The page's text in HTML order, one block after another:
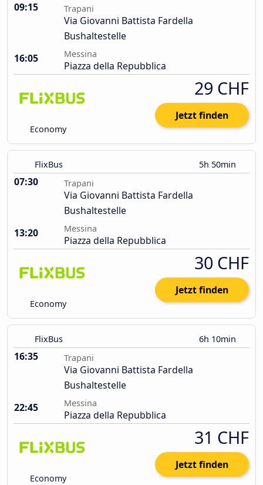
09:15 Trapani
Via Giovanni Battista Fardella
Bushaltestelle
16:05
Messina
Piazza della Repubblica
Economy
29 CHF
Jetzt finden
FlixBus 5h 50min
07:30 Trapani
Via Giovanni Battista Fardella
Bushaltestelle
13:20
Messina
Piazza della Repubblica
Economy
30 CHF
Jetzt finden
FlixBus 6h 10min
16:35 Trapani
Via Giovanni Battista Fardella
Bushaltestelle
22:45
Messina
Piazza della Repubblica
Economy
31 CHF
Jetzt finden